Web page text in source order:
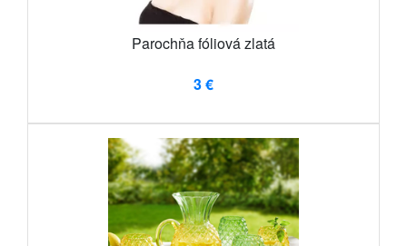
Parochňa fóliová zlatá
3 €